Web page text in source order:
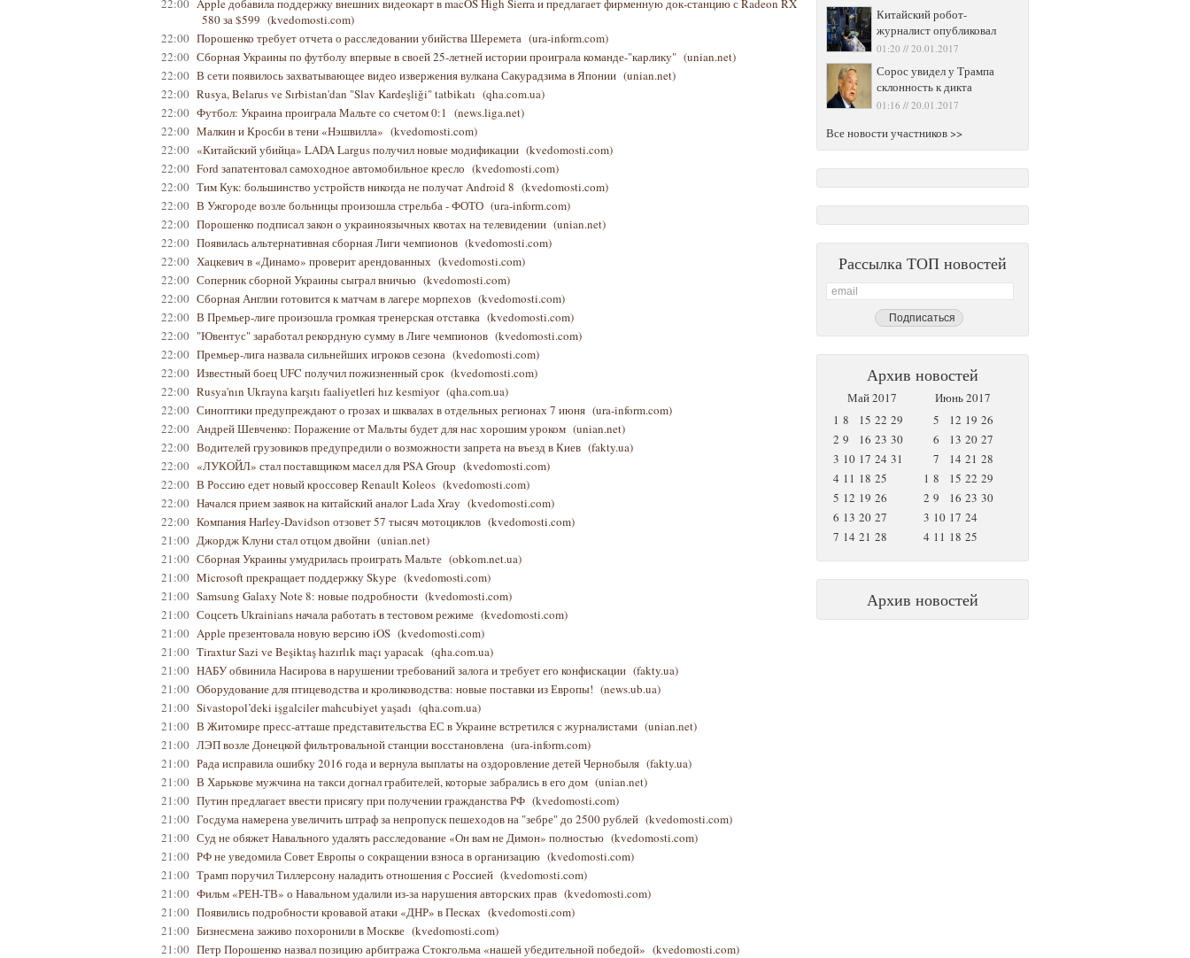
22:00 Apple добавила поддержку внешних видеокарт в macOS High Sierra и предлагает фирменную док-станцию с Radeon RX
580 за $599 (kvedomosti.com)
22:00 Порошенко требует отчета о расследовании убийства Шеремета (ura-inform.com)
22:00 Сборная Украины по футболу впервые в своей 25-летней истории проиграла команде-"карлику" (unian.net)
22:00 В сети появилось захватывающее видео извержения вулкана Сакурадзима в Японии (unian.net)
22:00 Rusya, Belarus ve Sırbistan'dan "Slav Kardeşliği" tatbikatı (qha.com.ua)
22:00 Футбол: Украина проиграла Мальте со счетом 0:1 (news.liga.net)
22:00 Малкин и Кросби в тени «Нэшвилла» (kvedomosti.com)
22:00 «Китайский убийца» LADA Largus получил новые модификации (kvedomosti.com)
22:00 Ford запатентовал самоходное автомобильное кресло (kvedomosti.com)
22:00 Тим Кук: большинство устройств никогда не получат Android 8 (kvedomosti.com)
22:00 В Ужгороде возле больницы произошла стрельба - ФОТО (ura-inform.com)
22:00 Порошенко подписал закон о украиноязычных квотах на телевидении (unian.net)
22:00 Появилась альтернативная сборная Лиги чемпионов (kvedomosti.com)
22:00 Хацкевич в «Динамо» проверит арендованных (kvedomosti.com)
22:00 Соперник сборной Украины сыграл вничью (kvedomosti.com)
22:00 Сборная Англии готовится к матчам в лагере морпехов (kvedomosti.com)
22:00 В Премьер-лиге произошла громкая тренерская отставка (kvedomosti.com)
22:00 "Ювентус" заработал рекордную сумму в Лиге чемпионов (kvedomosti.com)
22:00 Премьер-лига назвала сильнейших игроков сезона (kvedomosti.com)
22:00 Известный боец UFC получил пожизненный срок (kvedomosti.com)
22:00 Rusya'nın Ukrayna karşıtı faaliyetleri hız kesmiyor (qha.com.ua)
22:00 Синоптики предупреждают о грозах и шквалах в отдельных регионах 7 июня (ura-inform.com)
22:00 Андрей Шевченко: Поражение от Мальты будет для нас хорошим уроком (unian.net)
22:00 Водителей грузовиков предупредили о возможности запрета на въезд в Киев (fakty.ua)
22:00 «ЛУКОЙЛ» стал поставщиком масел для PSA Group (kvedomosti.com)
22:00 В Россию едет новый кроссовер Renault Koleos (kvedomosti.com)
22:00 Начался прием заявок на китайский аналог Lada Xray (kvedomosti.com)
22:00 Компания Harley-Davidson отзовет 57 тысяч мотоциклов (kvedomosti.com)
21:00 Джордж Клуни стал отцом двойни (unian.net)
21:00 Сборная Украины умудрилась проиграть Мальте (obkom.net.ua)
21:00 Microsoft прекращает поддержку Skype (kvedomosti.com)
21:00 Samsung Galaxy Note 8: новые подробности (kvedomosti.com)
21:00 Соцсеть Ukrainians начала работать в тестовом режиме (kvedomosti.com)
21:00 Apple презентовала новую версию iOS (kvedomosti.com)
21:00 Tiraxtur Sazi ve Beşiktaş hazırlık maçı yapacak (qha.com.ua)
21:00 НАБУ обвинила Насирова в нарушении требований залога и требует его конфискации (fakty.ua)
21:00 Оборудование для птицеводства и кролиководства: новые поставки из Европы! (news.ub.ua)
21:00 Sivastopol’deki işgalciler mahcubiyet yaşadı (qha.com.ua)
21:00 В Житомире пресс-атташе представительства ЕС в Украине встретился с журналистами (unian.net)
21:00 ЛЭП возле Донецкой фильтровальной станции восстановлена (ura-inform.com)
21:00 Рада исправила ошибку 2016 года и вернула выплаты на оздоровление детей Чернобыля (fakty.ua)
21:00 В Харькове мужчина на такси догнал грабителей, которые забрались в его дом (unian.net)
21:00 Путин предлагает ввести присягу при получении гражданства РФ (kvedomosti.com)
21:00 Госдума намерена увеличить штраф за непропуск пешеходов на "зебре" до 2500 рублей (kvedomosti.com)
21:00 Суд не обяжет Навального удалять расследование «Он вам не Димон» полностью (kvedomosti.com)
21:00 РФ не уведомила Совет Европы о сокращении взноса в организацию (kvedomosti.com)
21:00 Трамп поручил Тиллерсону наладить отношения с Россией (kvedomosti.com)
21:00 Фильм «РЕН-ТВ» о Навальном удалили из-за нарушения авторских прав (kvedomosti.com)
21:00 Появились подробности кровавой атаки «ДНР» в Песках (kvedomosti.com)
21:00 Бизнесмена заживо похоронили в Москве (kvedomosti.com)
21:00 Петр Порошенко назвал позицию арбитража Стокгольма «нашей убедительной победой» (kvedomosti.com)
Китайский робот-
журналист опубликовал
01:20 // 20.01.2017
Сорос увидел у Трампа
склонность к дикта
01:16 // 20.01.2017
Все новости участников >>
Рассылка ТОП новостей
Архив новостей
Май 2017
1 8 15 22 29
2 9 16 23 30
3 10 17 24 31
4 11 18 25
5 12 19 26
6 13 20 27
7 14 21 28
Июнь 2017
5
12 19 26
6
13 20 27
7
14 21 28
1 8 15 22 29
2 9 16 23 30
3 10 17 24
4 11 18 25
Архив новостей